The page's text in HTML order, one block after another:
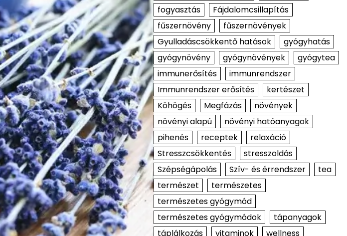
fogyasztás
Fájdalomcsillapítás
fűszernövény
fűszernövények
Gyulladáscsökkentő hatások
gyógyhatás
gyógynövény
gyógynövények
gyógytea
immunerősítés
immunrendszer
Immunrendszer erősítés
kertészet
Köhögés
Megfázás
növények
növényi alapú
növényi hatóanyagok
pihenés
receptek
relaxáció
Stresszcsökkentés
stresszoldás
Szépségápolás
Szív- és érrendszer
tea
természet
természetes
természetes gyógymód
természetes gyógymódok
tápanyagok
táplálkozás
vitaminok
wellness